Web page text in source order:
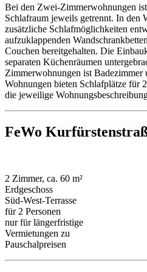
Bei den Zwei-Zimmerwohnungen
Schlafraum jeweils getrennt. In den
zusätzliche Schlafmöglichkeiten
aufzuklappenden
Couchen bereitgehalten. Die
separaten Küchenräumen
Zimmerwohnungen ist Badezimmer
Wohnungen bieten Schlafplätze für
die jeweilige
FeWo
2 Zimmer, ca. 60 m²
Erdgeschoss
Süd-West-Terrasse
für 2 Personen
nur für längerfristige
Vermietungen zu
Pauschalpreisen